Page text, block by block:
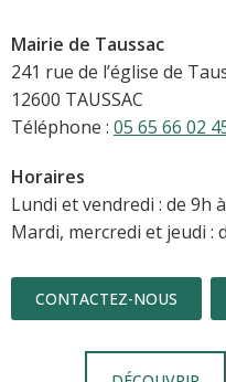
Mairie de Taussac
241 rue de l’église de
12600 TAUSSAC
Téléphone : 05 65 66 02
Horaires
Lundi et vendredi : de 9h
Mardi, mercredi et jeudi :
CONTACTEZ-NOUS